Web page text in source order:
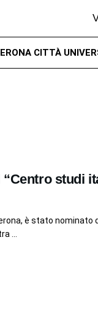
CITTÀ
studi
è stato
...